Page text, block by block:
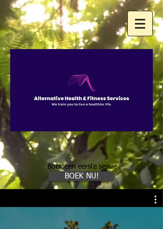
Boek een eerste sessie
BOEK NU!